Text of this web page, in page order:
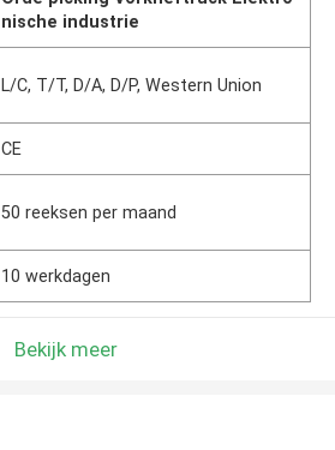
nische industrie
L/C, T/T, D/A, D/P, Western Union
CE
50 reeksen per maand
10 werkdagen
Bekijk meer